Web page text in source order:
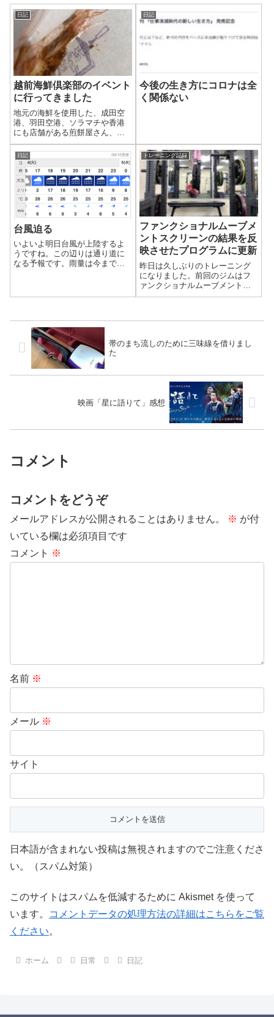
日記
越前海鮮倶楽部のイベント
に行ってきました
地元の海鮮を使用した、成田空
港、羽田空港、ソラマチや香港
にも店舗がある煎餅屋さん、越
前海鮮倶楽部のイベントに行っ
てきました。
日記
今後の生き方にコロナは全
く関係ない
日記
台風迫る
いよいよ明日台風が上陸するよ
うですね。この辺りは通り道に
なる予報です。雨量は今まであ
トレーニング記録
ファンクショナルムーブメ
ントスクリーンの結果を反
映させたプログラムに更新
昨日は久しぶりのトレーニング
になりました。前回のジムはフ
ァンクショナルムーブメントス
クリーンという診断をしまし
れていました。
帯のまち流しのために三味線を借りまし
た
映画「星に語りて」感想
コメント
コメントをどうぞ
メールアドレスが公開されることはありません。 ※ が付
いている欄は必須項目です
コメント ※
名前 ※
メール ※
サイト
日本語が含まれない投稿は無視されますのでご注意くださ
い。（スパム対策）
このサイトはスパムを低減するために Akismet を使って
います。
コメントデータの処理方法の詳細はこちらをご覧
ください。
ホーム 日常 日記